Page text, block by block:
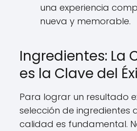
una experiencia
nueva y memorable.
Ingredientes: La
es la Clave del
Para lograr un resultado
selección de ingredientes
calidad es fundamental.